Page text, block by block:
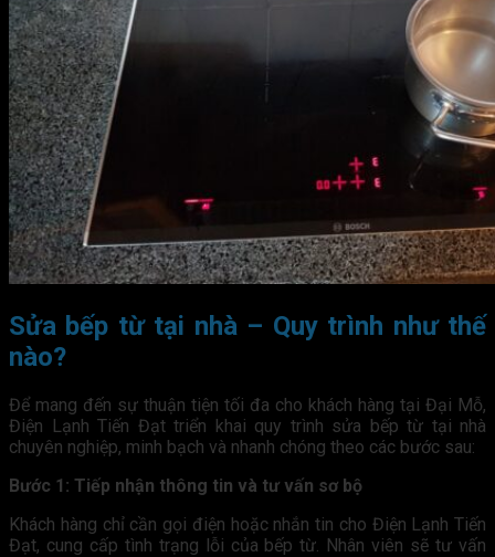
Sửa bếp từ tại nhà – Quy trình như thế
nào?
Để mang đến sự thuận tiện tối đa cho khách hàng tại Đại Mỗ,
Điện Lạnh Tiến Đạt triển khai quy trình sửa bếp từ tại nhà
chuyên nghiệp, minh bạch và nhanh chóng theo các bước sau:
Bước 1: Tiếp nhận thông tin và tư vấn sơ bộ
Khách hàng chỉ cần gọi điện hoặc nhắn tin cho Điện Lạnh Tiến
Đạt, cung cấp tình trạng lỗi của bếp từ. Nhân viên sẽ tư vấn